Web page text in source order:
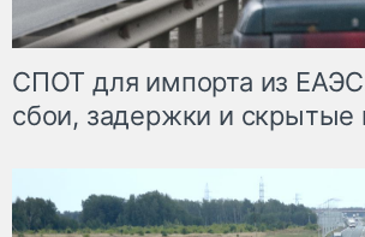
СПОТ для импорта из
сбои, задержки и скрытые